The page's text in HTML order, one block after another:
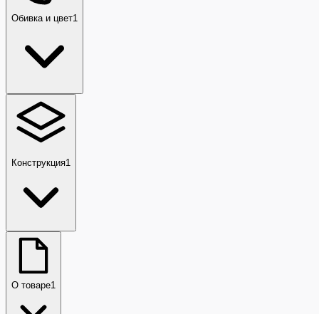
Обивка и цвет1
Конструкция1
О товаре1